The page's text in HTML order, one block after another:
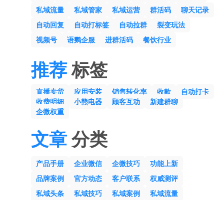
私域流量
私域管家 私域运营 群活码
聊天记录
自动回复
自动打标签 自动拉群
裂变玩法
视频号
语鹦企服 进群活码 餐饮行业
推荐标签
直播卖货 应用安装 销售转化率 收款
自动打卡
收费明细
小熊电器 顾客互动
新建群聊
企微权重
文章分类
产品手册 企业微信 企微技巧
功能上新
品牌案例
官方动态 客户联系
权威测评
私域头条
私域技巧 私域案例
私域流量